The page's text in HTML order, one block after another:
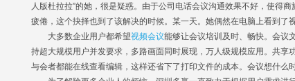
人版杜拉拉”的她，很是疑惑。由于公司电话会议沟通效果不好，使得
疲倦，这个抉择也到了该解决的时候。某一天。她偶然在电脑上看到了
大多数企业用户都希望视频会议能够让会议培训及时、畅快。会议
持超大规模用户并发要求，多路画面同时展现，万人级规模应用。共
与会者都能在线查看编辑，这样还省下了打印文件的成本。会议想什么